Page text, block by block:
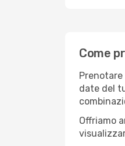
Come
date del
Offriamo